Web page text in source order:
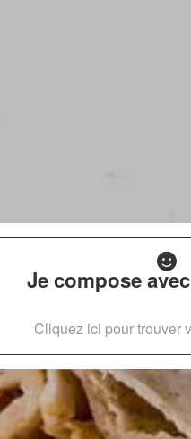
Je compose
Cliquez ici pour trouver